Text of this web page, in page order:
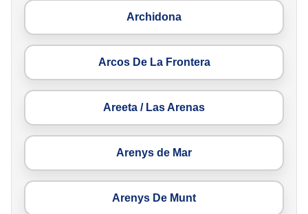
Archidona
Arcos De La Frontera
Areeta / Las Arenas
Arenys de Mar
Arenys De Munt